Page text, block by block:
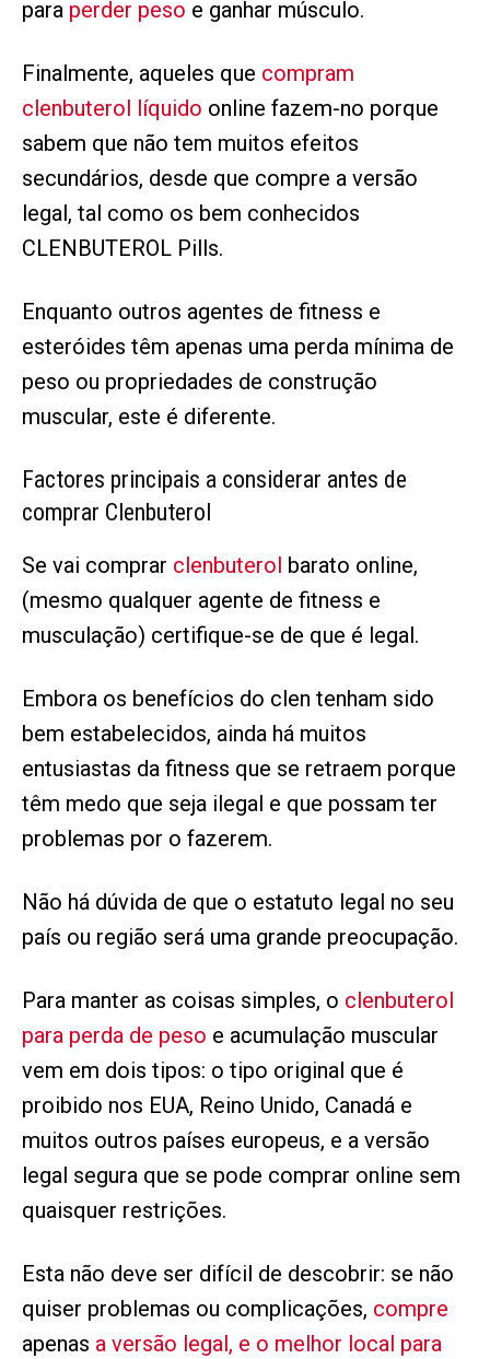
para perder peso e ganhar músculo.
Finalmente, aqueles que compram
clenbuterol líquido online fazem-no porque
sabem que não tem muitos efeitos
secundários, desde que compre a versão
legal, tal como os bem conhecidos
CLENBUTEROL Pills.
Enquanto outros agentes de fitness e
esteróides têm apenas uma perda mínima de
peso ou propriedades de construção
muscular, este é diferente.
Factores principais a considerar antes de
comprar Clenbuterol
Se vai comprar clenbuterol barato online,
(mesmo qualquer agente de fitness e
musculação) certifique-se de que é legal.
Embora os benefícios do clen tenham sido
bem estabelecidos, ainda há muitos
entusiastas da fitness que se retraem porque
têm medo que seja ilegal e que possam ter
problemas por o fazerem.
Não há dúvida de que o estatuto legal no seu
país ou região será uma grande preocupação.
Para manter as coisas simples, o clenbuterol
para perda de peso e acumulação muscular
vem em dois tipos: o tipo original que é
proibido nos EUA, Reino Unido, Canadá e
muitos outros países europeus, e a versão
legal segura que se pode comprar online sem
quaisquer restrições.
Esta não deve ser difícil de descobrir: se não
quiser problemas ou complicações, compre
apenas a versão legal, e o melhor local para